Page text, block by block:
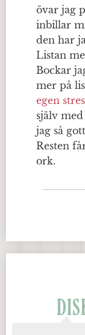
övar jag
inbillar
den har
Listan
Bockar
mer på
egen
själv
jag så
Resten
ork.